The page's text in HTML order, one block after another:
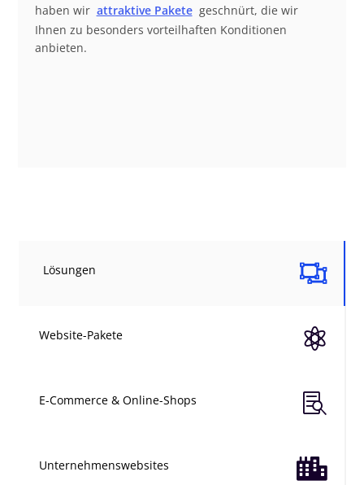
haben wir attraktive Pakete geschnürt, die wir
Ihnen zu besonders vorteilhaften Konditionen
anbieten.

Lösungen

Website-Pakete

E-Commerce & Online-Shops

Unternehmenswebsites